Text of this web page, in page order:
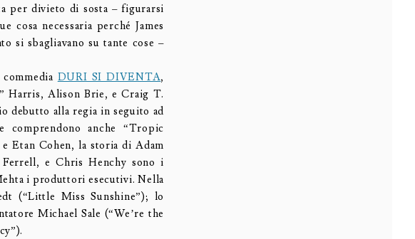
per divieto di sosta – figurarsi
necessaria perché James
si sbagliavano su tante cose –
DURI SI DIVENTA,
Harris, Alison Brie, e Craig T.
debutto alla regia in seguito ad
comprendono anche “Tropic
Etan Cohen, la storia di Adam
e Chris Henchy sono i
i produttori esecutivi. Nella
(“Little Miss Sunshine”); lo
Michael Sale (“We’re the